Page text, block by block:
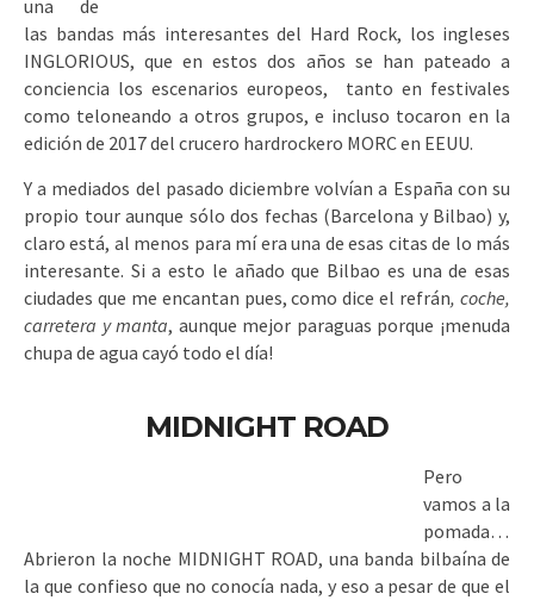
una de
las bandas más interesantes del Hard Rock, los ingleses
INGLORIOUS, que en estos dos años se han pateado a
conciencia los escenarios europeos, tanto en festivales
como teloneando a otros grupos, e incluso tocaron en la
edición de 2017 del crucero hardrockero MORC en EEUU.
Y a mediados del pasado diciembre volvían a España con su
propio tour aunque sólo dos fechas (Barcelona y Bilbao) y,
claro está, al menos para mí era una de esas citas de lo más
interesante. Si a esto le añado que Bilbao es una de esas
ciudades que me encantan pues, como dice el refrán, coche,
carretera y manta, aunque mejor paraguas porque ¡menuda
chupa de agua cayó todo el día!
MIDNIGHT ROAD
Pero
vamos a la
pomada…
Abrieron la noche MIDNIGHT ROAD, una banda bilbaína de
la que confieso que no conocía nada, y eso a pesar de que el